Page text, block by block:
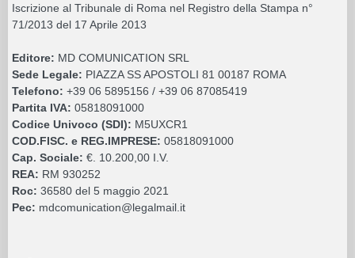
Iscrizione al Tribunale di Roma nel Registro della Stampa n°
71/2013 del 17 Aprile 2013
Editore: MD COMUNICATION SRL
Sede Legale: PIAZZA SS APOSTOLI 81 00187 ROMA
Telefono: +39 06 5895156 / +39 06 87085419
Partita IVA: 05818091000
Codice Univoco (SDI): M5UXCR1
COD.FISC. e REG.IMPRESE: 05818091000
Cap. Sociale: €. 10.200,00 I.V.
REA: RM 930252
Roc: 36580 del 5 maggio 2021
Pec: mdcomunication@legalmail.it